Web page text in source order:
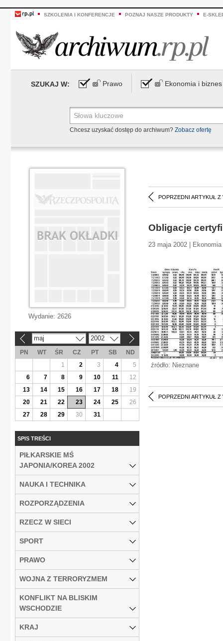
SZKOLENIA I KONFERENCJE POZNAJ NASZE PRODUKTY E-
SZUKAJ W: Prawo Ekonomia i biznes
Chcesz uzyskać dostęp do archiwum? Zobacz ofertę
POPRZEDNI ARTYKUŁ Z
Obligacje
23 maja 2002 | Ekonomia
źródło: Nieznane
POPRZEDNI ARTYKUŁ Z
Wydanie: 2626
maj 2002
PN WT ŚR CZ PT SB
ND
1
2 3 4
5
6
7 8 9 10 11
12
13
14 15 16 17 18
19
20
21 22 23 24 25
26
27
28 29 30 31
SPIS TREŚCI
PIŁKARSKIE MŚ
JAPONIA/KOREA 2002
NAUKA I TECHNIKA
ROZPORZĄDZENIA
RZECZ W SIECI
SPORT
PRAWO
WOJNA Z TERRORYZMEM
KONFLIKT NA BLISKIM
WSCHODZIE
KRAJ